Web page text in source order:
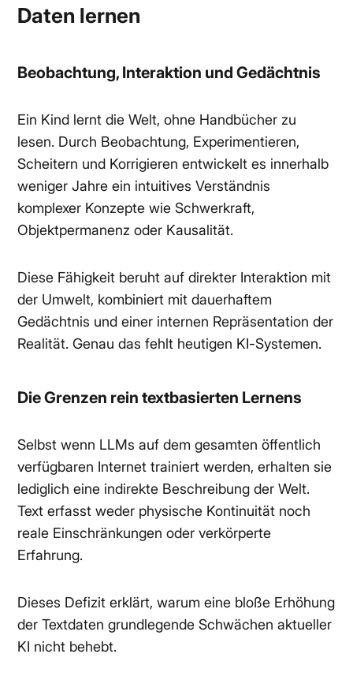
Daten lernen
Beobachtung, Interaktion und Gedächtnis
Ein Kind lernt die Welt, ohne Handbücher zu
lesen. Durch Beobachtung, Experimentieren,
Scheitern und Korrigieren entwickelt es innerhalb
weniger Jahre ein intuitives Verständnis
komplexer Konzepte wie Schwerkraft,
Objektpermanenz oder Kausalität.
Diese Fähigkeit beruht auf direkter Interaktion mit
der Umwelt, kombiniert mit dauerhaftem
Gedächtnis und einer internen Repräsentation der
Realität. Genau das fehlt heutigen KI-Systemen.
Die Grenzen rein textbasierten Lernens
Selbst wenn LLMs auf dem gesamten öffentlich
verfügbaren Internet trainiert werden, erhalten sie
lediglich eine indirekte Beschreibung der Welt.
Text erfasst weder physische Kontinuität noch
reale Einschränkungen oder verkörperte
Erfahrung.
Dieses Defizit erklärt, warum eine bloße Erhöhung
der Textdaten grundlegende Schwächen aktueller
KI nicht behebt.